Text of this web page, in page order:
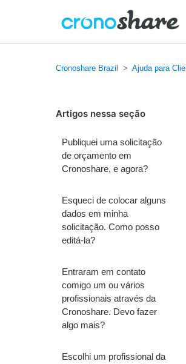
Cronoshare Brazil Ajuda para
Artigos nessa seção
Publiquei uma solicitação
de orçamento em
Cronoshare, e agora?
Esqueci de colocar alguns
dados em minha
solicitação. Como posso
editá-la?
Entraram em contato
comigo um ou vários
profissionais através da
Cronoshare. Devo fazer
algo mais?
Escolhi um profissional da